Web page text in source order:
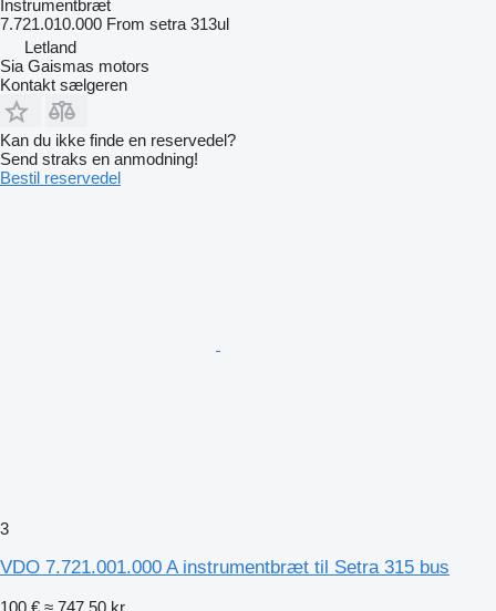
Instrumentbræt
7.721.010.000 From setra 313ul
Letland
Sia Gaismas motors
Kontakt sælgeren
Kan du ikke finde en reservedel?
Send straks en anmodning!
Bestil reservedel
3
VDO 7.721.001.000 A instrumentbræt til Setra 315 bus
100 € ≈ 747,50 kr.